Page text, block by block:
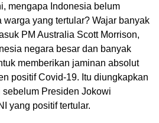
mengapa Indonesia belum
warga yang tertular? Wajar banyak
PM Australia Scott Morrison,
negara besar dan banyak
memberikan jaminan absolut
positif Covid-19. Itu diungkapkan
sebelum Presiden Jokowi
yang positif tertular.